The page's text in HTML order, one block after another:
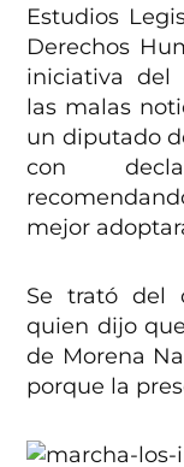
Estudios
Derechos
iniciativa del
las malas
un diputado
con
mejor
Se trató del
quien dijo
de Morena
porque la